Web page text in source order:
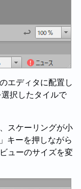
エディタに配置し
択したタイルで
スケーリングが小
キーを押しながら
ューのサイズを変